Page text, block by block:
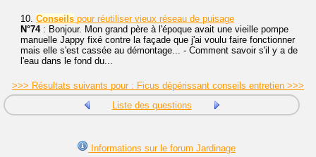
10. Conseils pour réutiliser vieux réseau de puisage
N°74: Bonjour. Mon grand père à l'époque avait une vieille pompe
manuelle Jappy fixé contre la façade que j'ai voulu faire fonctionner
mais elle s'est cassée au démontage... - Comment savoir s'il y a de
l'eau dans le fond du...
>>> Résultats suivants pour : Ficus dépérissant conseils entretien >>>
Liste des questions
Informations sur le forum Jardinage